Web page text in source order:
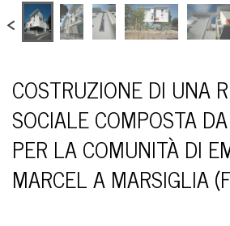
COSTRUZIONE DI UNA
SOCIALE COMPOSTA
PER LA COMUNITÀ DI
MARCEL A MARSIGLIA